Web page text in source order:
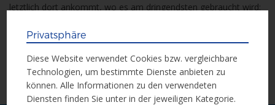
letztlich dort ankommt, wo es am dringendsten gebraucht wird:
sozialen Dienstleistungen, der Armutsbekämpfung und beim
Klimaschutz.
Livestream
Privatsphäre
Diese Website verwendet Cookies bzw. vergleichbare
Technologien, um bestimmte Dienste anbieten zu
können. Alle Informationen zu den verwendeten
Diensten finden Sie unter in der jeweiligen Kategorie.